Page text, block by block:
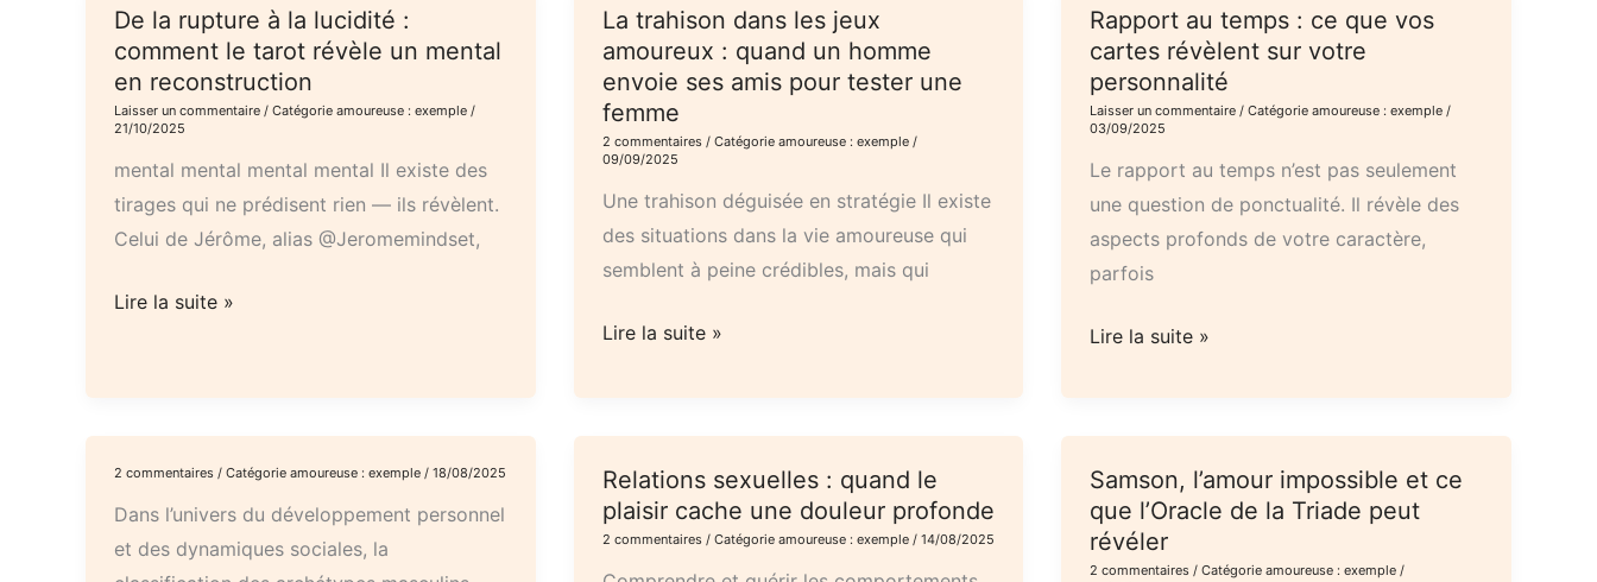
:
analyse
d’un
tirage
Waite
une
douleur
:
L’impact
des
corps
De la rupture à la lucidité :
comment le tarot révèle un mental
en reconstruction
Laisser un commentaire / Catégorie amoureuse : exemple /
21/10/2025
mental mental mental mental Il existe des
tirages qui ne prédisent rien — ils révèlent.
Celui de Jérôme, alias @Jeromemindset,
De
à
la
lucidité
:
comment
le
Lire la suite »
La trahison dans les jeux
amoureux : quand un homme
envoie ses amis pour tester une
femme
2 commentaires / Catégorie amoureuse : exemple/
09/09/2025
Une trahison déguisée en stratégie Il existe
des situations dans la vie amoureuse qui
semblent à peine crédibles, mais qui
La
les
jeux
amoureux
:
quand
Lire la suite »
Rapport au temps : ce que vos
cartes révèlent sur votre
personnalité
Laisser un commentaire /Catégorie amoureuse : exemple /
03/09/2025
Le rapport au temps n’est pas seulement
une question de ponctualité. Il révèle des
aspects profonds de votre caractère,
parfois
Rapport
temps
:
ce
que
vos
cartes
Lire la suite »
2 commentaires / Catégorie amoureuse : exemple / 18/08/2025
Dans l’univers du développement personnel
et des dynamiques sociales, la
Relations sexuelles : quand le
plaisir cache une douleur profonde
2 commentaires / Catégorie amoureuse : exemple/ 14/08/2025
Samson, l’amour impossible et ce
que l’Oracle de la Triade peut
révéler
2 commentaires /Catégorie amoureuse : exemple /